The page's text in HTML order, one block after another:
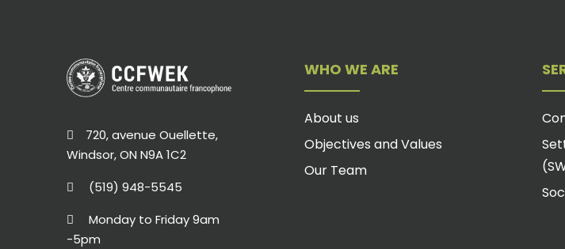
720, avenue Ouellette,
Windsor, ON N9A 1C2
(519) 948-5545
Monday to Friday 9am
-5pm
WHO WE ARE
About us
Objectives and Values
Our Team